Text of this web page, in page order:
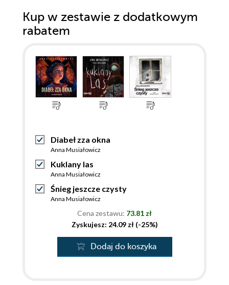
Kup w zestawie z dodatkowym
rabatem
Diabeł zza okna
Anna Musiałowicz
Kuklany las
Anna Musiałowicz
Śnieg jeszcze czysty
Anna Musiałowicz
Cena zestawu: 73.81 zł
Zyskujesz: 24.09 zł (-25%)
Dodaj do koszyka